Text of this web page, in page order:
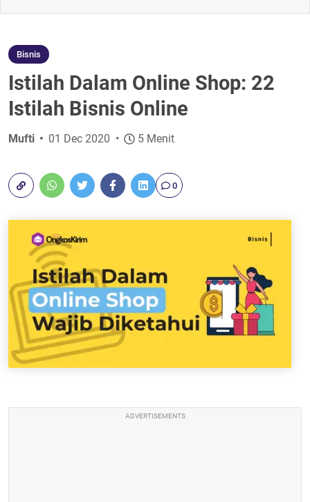
Bisnis
Istilah Dalam Online Shop: 22
Istilah Bisnis Online
Mufti 01 Dec 2020 5 Menit
0
ADVERTISEMENTS